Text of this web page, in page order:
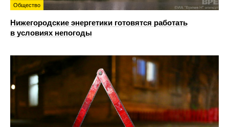
Общество
Нижегородские энергетики готовятся работать
в условиях непогоды